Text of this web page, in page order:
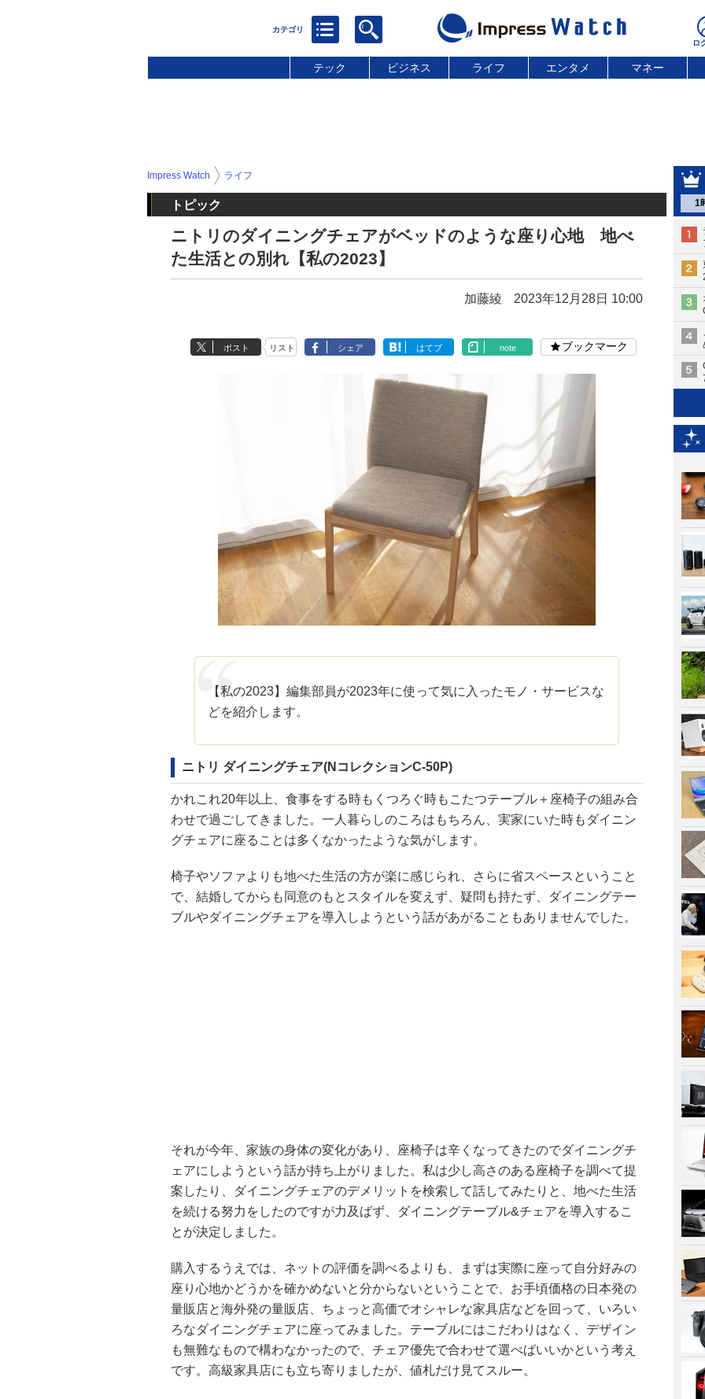
テック ビジネス ライフ エンタメ マネー
1
Impress Watch ライフ
トピック
ニトリのダイニングチェアがベッドのような座り心地 地べ
た生活との別れ【私の2023】
加藤綾 2023年12月28日 10:00
ポスト リスト シェア はてブ note ブックマーク
【私の2023】編集部員が2023年に使って気に入ったモノ・サービスな
どを紹介します。
ニトリ ダイニングチェア(NコレクションC-50P)
かれこれ20年以上、食事をする時もくつろぐ時もこたつテーブル＋座椅子の組み合
わせで過ごしてきました。一人暮らしのころはもちろん、実家にいた時もダイニン
グチェアに座ることは多くなかったような気がします。
椅子やソファよりも地べた生活の方が楽に感じられ、さらに省スペースということ
で、結婚してからも同意のもとスタイルを変えず、疑問も持たず、ダイニングテー
ブルやダイニングチェアを導入しようという話があがることもありませんでした。
それが今年、家族の身体の変化があり、座椅子は辛くなってきたのでダイニングチ
ェアにしようという話が持ち上がりました。私は少し高さのある座椅子を調べて提
案したり、ダイニングチェアのデメリットを検索して話してみたりと、地べた生活
を続ける努力をしたのですが力及ばず、ダイニングテーブル&チェアを導入するこ
とが決定しました。
購入するうえでは、ネットの評価を調べるよりも、まずは実際に座って自分好みの
座り心地かどうかを確かめないと分からないということで、お手頃価格の日本発の
量販店と海外発の量販店、ちょっと高価でオシャレな家具店などを回って、いろい
ろなダイニングチェアに座ってみました。テーブルにはこだわりはなく、デザイン
も無難なもので構わなかったので、チェア優先で合わせて選べばいいかという考え
です。高級家具店にも立ち寄りましたが、値札だけ見てスルー。